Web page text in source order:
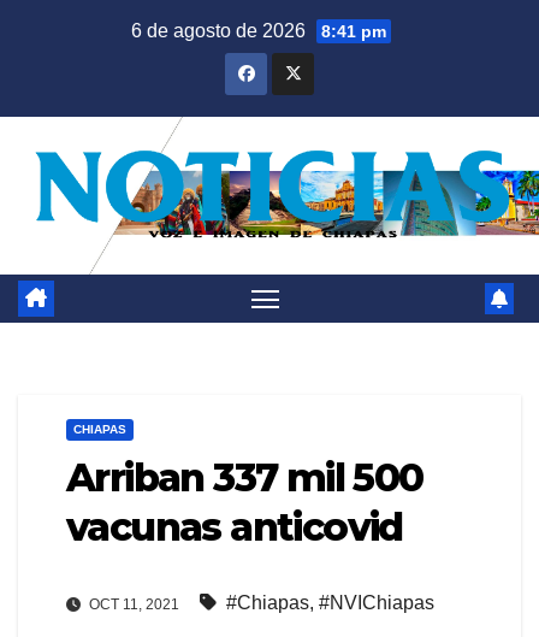
6 de agosto de 2026 8:41 pm
CHIAPAS
Arriban 337 mil 500
vacunas anticovid
OCT 11, 2021 #Chiapas, #NVIChiapas